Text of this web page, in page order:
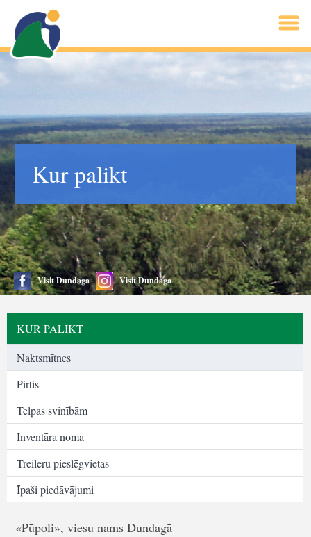
Kur palikt
Visit Dundaga Visit Dundaga
KUR PALIKT
Naktsmītnes
Pirtis
Telpas svinībām
Inventāra noma
Treileru pieslēgvietas
Īpaši piedāvājumi
«Pūpoli», viesu nams Dundagā